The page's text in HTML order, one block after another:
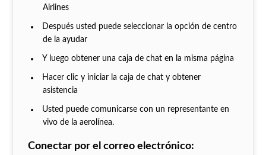
Airlines
Después usted puede seleccionar la opción de centro
de la ayudar
Y luego obtener una caja de chat en la misma página
Hacer clic y iniciar la caja de chat y obtener
asistencia
Usted puede comunicarse con un representante en
vivo de la aerolínea.
Conectar por el correo electrónico: